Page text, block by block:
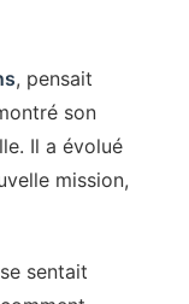
, pensait
son
Il a évolué
mission,
sentait